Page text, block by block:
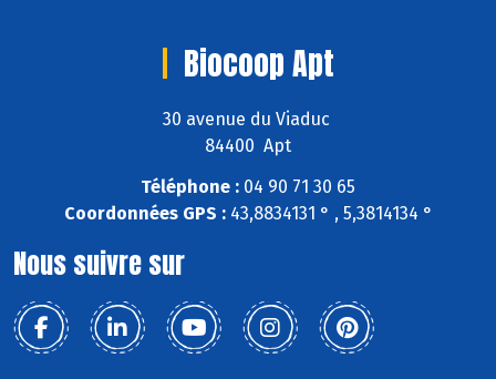
Biocoop Apt
30 avenue du Viaduc
84400 Apt
Téléphone : 04 90 71 30 65
Coordonnées GPS :43,8834131 ° , 5,3814134 °
Nous suivre sur